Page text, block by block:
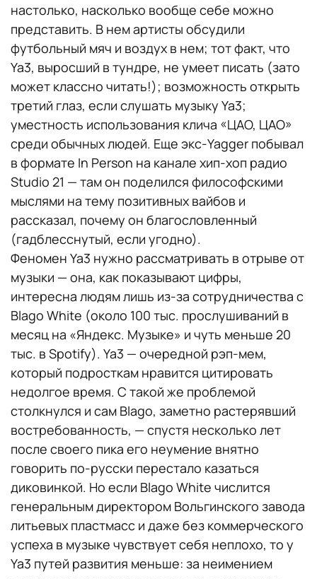
настолько, насколько вообще себе можно
представить. В нем артисты обсудили
футбольный мяч и воздух в нем; тот факт, что
Ya3, выросший в тундре, не умеет писать (зато
может классно читать!); возможность открыть
третий глаз, если слушать музыку Ya3;
уместность использования клича «ЦАО, ЦАО»
среди обычных людей. Еще экс-Yagger побывал
в формате In Person на канале хип-хоп радио
Studio 21 — там он поделился философскими
мыслями на тему позитивных вайбов и
рассказал, почему он благословленный
(гадблесснутый, если угодно).
Феномен Ya3 нужно рассматривать в отрыве от
музыки — она, как показывают цифры,
интересна людям лишь из-за сотрудничества с
Blago White (около 100 тыс. прослушиваний в
месяц на «Яндекс. Музыке» и чуть меньше 20
тыс. в Spotify). Ya3 — очередной рэп-мем,
который подросткам нравится цитировать
недолгое время. С такой же проблемой
столкнулся и сам Blago, заметно растерявший
востребованность, — спустя несколько лет
после своего пика его неумение внятно
говорить по-русски перестало казаться
диковинкой. Но если Blago White числится
генеральным директором Вольгинского завода
литьевых пластмасс и даже без коммерческого
успеха в музыке чувствует себя неплохо, то у
Ya3 путей развития меньше: за неимением